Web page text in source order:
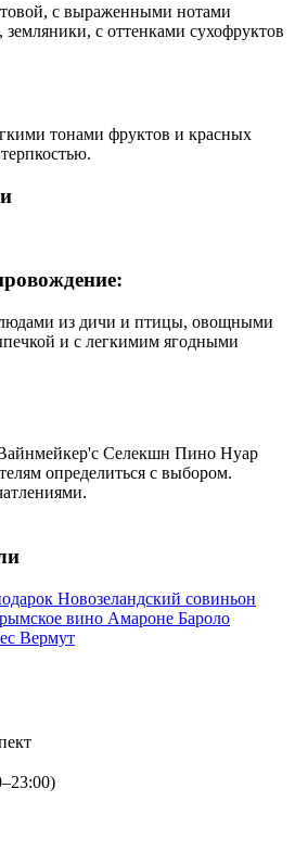
с выраженными нотами
с оттенками сухофруктов
тонами фруктов и красных
из дичи и птицы, овощными
и с легкимим ягодными
Селекшн Пино Нуар
определиться с выбором.
Новозеландский совиньон
вино Амароне Бароло
Вермут